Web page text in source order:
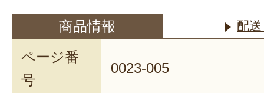
商品情報 配
ページ番
号
0023-005